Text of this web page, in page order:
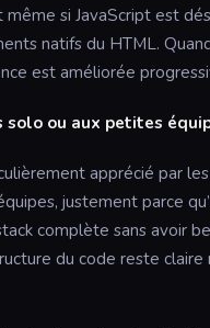
si JavaScript est
natifs du HTML.
est améliorée
ou aux petites
apprécié par les
justement parce
complète sans avoir
du code reste claire